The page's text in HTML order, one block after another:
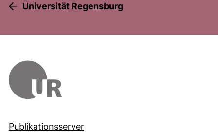
Universität Regensburg
Publikationsserver